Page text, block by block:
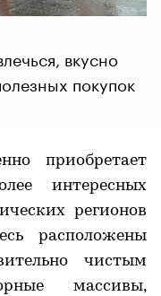
вкусно
покупок
приобретает
интересных
регионов
расположены
чистым
массивы,